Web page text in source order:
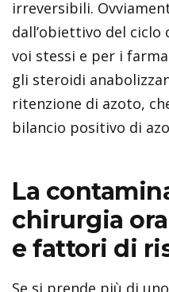
irreversibili.
dall’obiettivo del
voi stessi e per i
gli steroidi
ritenzione di azoto,
bilancio positivo di
La
chirurgia
e fattori di
Se si prende più di